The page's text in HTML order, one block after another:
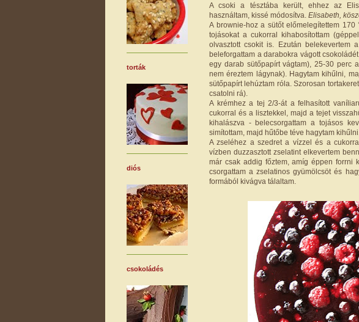
A csoki a tésztába került, ehhez az
használtam, kissé módosítva. Elisabeth,
A brownie-hoz a sütőt előmelegítettem 170
tojásokat a cukorral kihabosítottam
olvasztott csokit is. Ezután
beleforgattam a darabokra vágott
egy darab sütőpapírt vágtam), 25-30 perc
nem éreztem lágynak). Hagytam kihűlni,
sütőpapírt lehúztam róla. Szorosan
csatolni rá).
A krémhez a tej 2/3-át a felhasított
cukorral és a lisztekkel, majd a tejet
kihalászva - belecsorgattam a tojásos
simítottam, majd hűtőbe téve hagytam kihűlni.
A zseléhez a szedret a vízzel és a
vízben duzzasztott zselatint elkevertem
már csak addig főztem, amíg éppen forrni
csorgattam a zselatinos gyümölcsöt és
formából kivágva tálaltam.
torták
diós
csokoládés